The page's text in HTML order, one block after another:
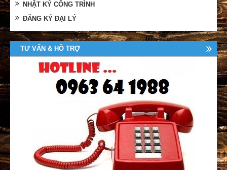
NHẬT KÝ CÔNG TRÌNH
ĐĂNG KÝ ĐẠI LÝ
TƯ VẤN & HỖ TRỢ